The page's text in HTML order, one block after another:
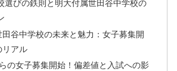
選びの鉄則と明大付属世田谷中学校の
谷中学校の未来と魅力：女子募集開
リアル
の女子募集開始！偏差値と入試への影